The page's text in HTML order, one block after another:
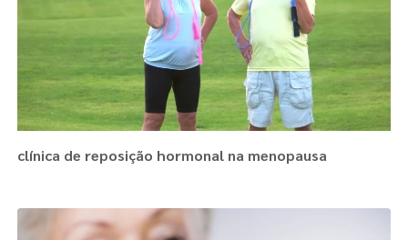
clínica de reposição hormonal na menopausa